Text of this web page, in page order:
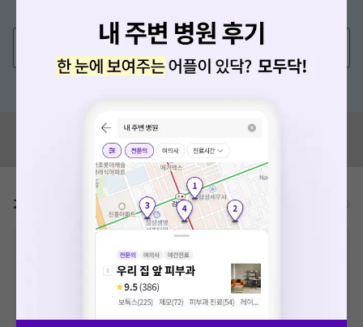
의사가 직접 답해드려요!
💬 무엇이든 물어보세요
혹은, 의료상담 서비스에 다양한 게시글 보러가기
혹시 잘못된 병원정보가 있나요?
모두닥 팀에 알려주세요!
가격표 비급여/급여 진료란?
한 가격은 해당 의료기관에 직접 문의해주세요.
급여 항목의 경우, 건강보험심사평가원에 고지되어 있는 급여 진료 기준 가
격입니다. (진료와 연관된 복합적인 비용이 추가되어, 병원마다 금액이 다르게
산정될 수 있는 점 참고 바랍니다.)
※ 이벤트가, 할인가는VAT 포함